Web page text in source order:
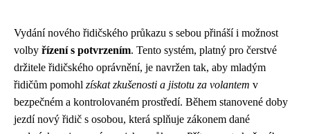
Vydání nového řidičského průkazu s sebou přináší i možnost
volby řízení s potvrzením. Tento systém, platný pro čerstvé
držitele řidičského oprávnění, je navržen tak, aby mladým
řidičům pomohl získat zkušenosti a jistotu za volantem v
bezpečném a kontrolovaném prostředí. Během stanovené doby
jezdí nový řidič s osobou, která splňuje zákonem dané